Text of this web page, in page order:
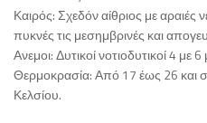
Καιρός: Σχεδόν αίθριος με
πυκνές τις μεσημβρινές και
Ανεμοι: Δυτικοί νοτιοδυτικοί 4 με
Θερμοκρασία: Από 17 έως 26 και
Κελσίου.